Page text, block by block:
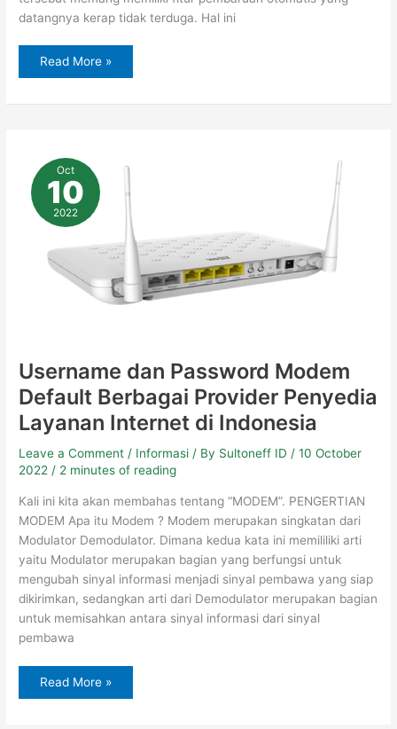
datangnya kerap tidak terduga. Hal ini
Read More »
Oct
10
2022
Username dan Password Modem
Default Berbagai Provider Penyedia
Layanan Internet di Indonesia
Leave a Comment / Informasi / By Sultoneff ID/10 October
2022/ 2 minutes of reading
Kali ini kita akan membahas tentang “MODEM”. PENGERTIAN
MODEM Apa itu Modem ? Modem merupakan singkatan dari
Modulator Demodulator. Dimana kedua kata ini memililiki arti
yaitu Modulator merupakan bagian yang berfungsi untuk
mengubah sinyal informasi menjadi sinyal pembawa yang siap
dikirimkan, sedangkan arti dari Demodulator merupakan bagian
untuk memisahkan antara sinyal informasi dari sinyal
pembawa
dan
Password
Modem
Default
Berbagai
Provider
Penyedia
Internet
di
Indonesia
Read More »